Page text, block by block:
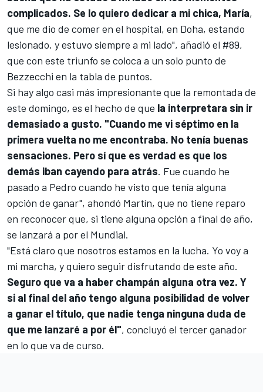
complicados. Se lo quiero dedicar a mi chica, María,
que me dio de comer en el hospital, en Doha, estando
lesionado, y estuvo siempre a mi lado", añadió el #89,
que con este triunfo se coloca a un solo punto de
Bezzecchi en la tabla de puntos.
Si hay algo casi más impresionante que la remontada de
este domingo, es el hecho de que la interpretara sin ir
demasiado a gusto. "Cuando me vi séptimo en la
primera vuelta no me encontraba. No tenía buenas
sensaciones. Pero sí que es verdad es que los
demás iban cayendo para atrás. Fue cuando he
pasado a Pedro cuando he visto que tenía alguna
opción de ganar", ahondó Martín, que no tiene reparo
en reconocer que, si tiene alguna opción a final de año,
se lanzará a por el Mundial.
"Está claro que nosotros estamos en la lucha. Yo voy a
mi marcha, y quiero seguir disfrutando de este año.
Seguro que va a haber champán alguna otra vez. Y
si al final del año tengo alguna posibilidad de volver
a ganar el título, que nadie tenga ninguna duda de
que me lanzaré a por él", concluyó el tercer ganador
en lo que va de curso.